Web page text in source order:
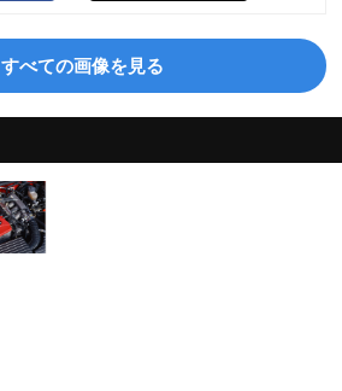
すべての画像を見る